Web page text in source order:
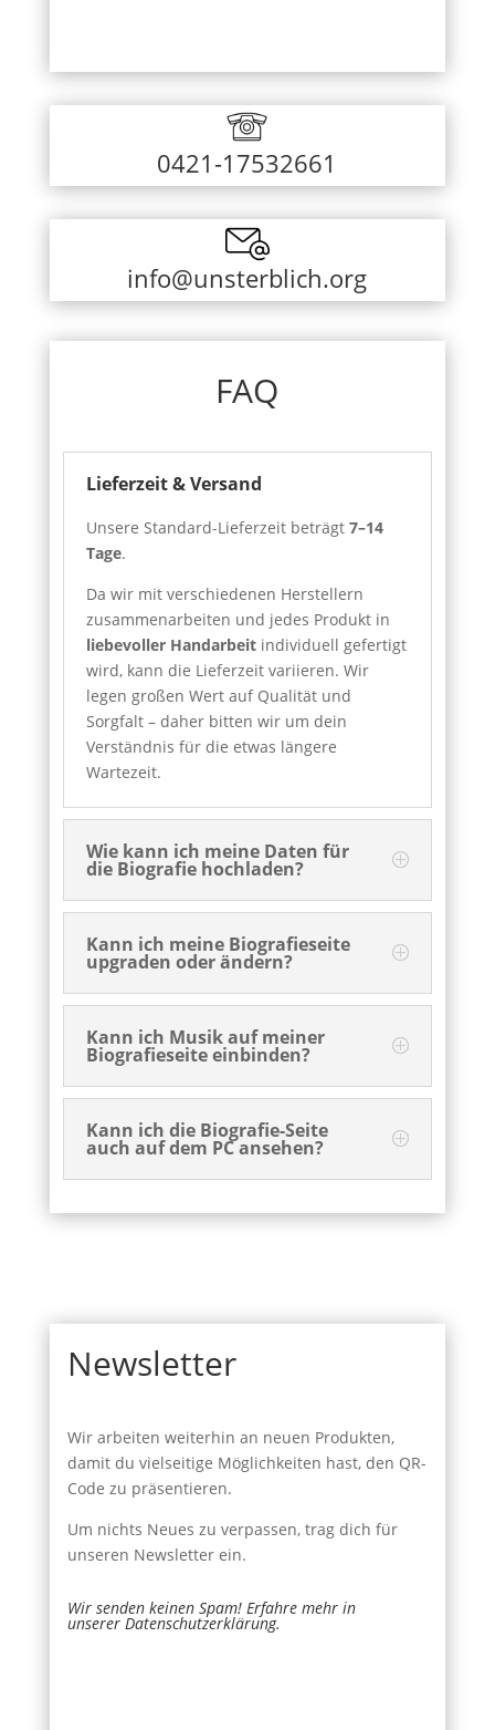
0421-17532661
info@unsterblich.org
FAQ
Lieferzeit & Versand
Unsere Standard-Lieferzeit beträgt 7–14
Tage.
Da wir mit verschiedenen Herstellern
zusammenarbeiten und jedes Produkt in
liebevoller Handarbeitindividuell gefertigt
wird, kann die Lieferzeit variieren. Wir
legen großen Wert auf Qualität und
Sorgfalt – daher bitten wir um dein
Verständnis für die etwas längere
Wartezeit.
Wie kann ich meine Daten für
die Biografie hochladen?
Kann ich meine Biografieseite
upgraden oder ändern?
Kann ich Musik auf meiner
Biografieseite einbinden?
Kann ich die Biografie-Seite
auch auf dem PC ansehen?
Newsletter
Wir arbeiten weiterhin an neuen Produkten,
damit du vielseitige Möglichkeiten hast, den QR-
Code zu präsentieren.
Um nichts Neues zu verpassen, trag dich für
unseren Newsletter ein.
Wir senden keinen Spam! Erfahre mehr in
unserer Datenschutzerklärung.